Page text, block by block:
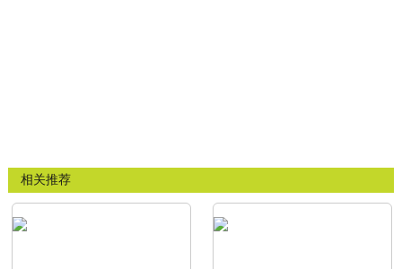
相关推荐